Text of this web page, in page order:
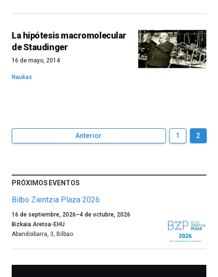
La hipótesis macromolecular
de Staudinger
16 de mayo, 2014
Naukas
Anterior 1 2
PRÓXIMOS EVENTOS
Bilbo Zientzia Plaza 2026
Un
año
más,
16 de septiembre, 2026–4 de octubre, 2026
Bizkaia Aretoa-EHU
Abandoibarra, 3 Bilbao